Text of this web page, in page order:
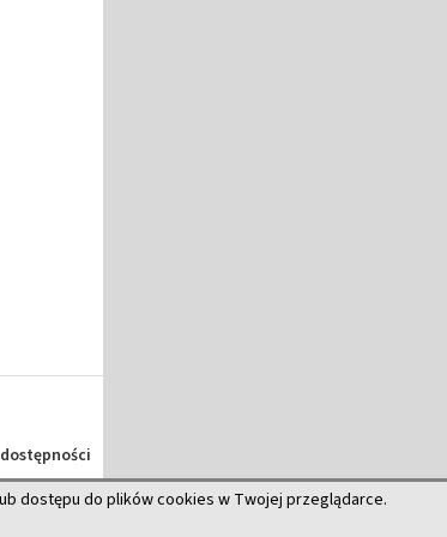
dostępu do plików cookies w Twojej przeglądarce.